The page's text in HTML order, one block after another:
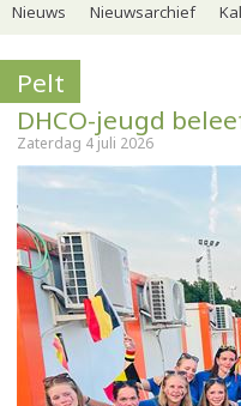
Nieuws Nieuwsarchief
Pelt
DHCO-jeugd
Zaterdag 4 juli 2026